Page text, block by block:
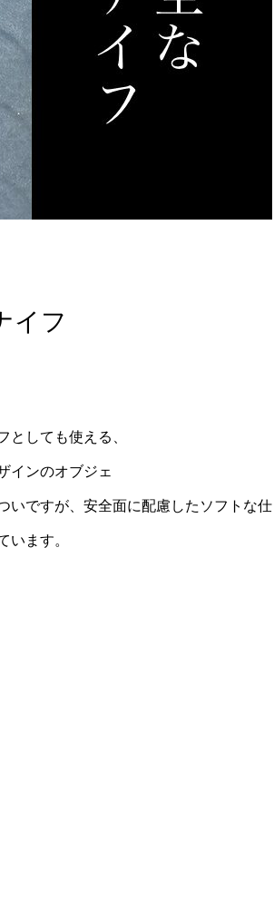
イフ
としても使える、
インのオブジェ
いですが、安全面に配慮したソフトな仕
います。